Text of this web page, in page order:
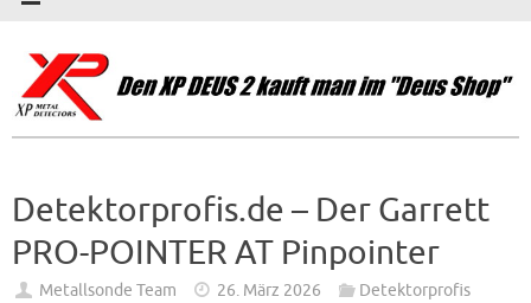
Detektorprofis.de – Der Garrett
PRO-POINTER AT Pinpointer
Metallsonde Team 26. März 2026 Detektorprofis